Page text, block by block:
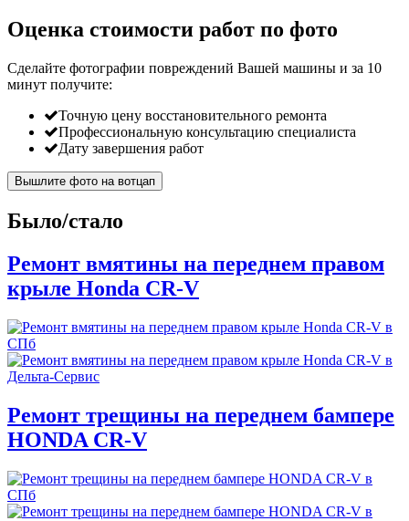
Оценка стоимости работ по фото
Сделайте фотографии повреждений Вашей машины и за 10
минут получите:
Точную цену восстановительного ремонта
Профессиональную консультацию специалиста
Дату завершения работ
Вышлите фото на вотцап
Было/стало
Ремонт вмятины на переднем правом
крыле Honda CR-V
Ремонт трещины на переднем бампере
HONDA CR-V